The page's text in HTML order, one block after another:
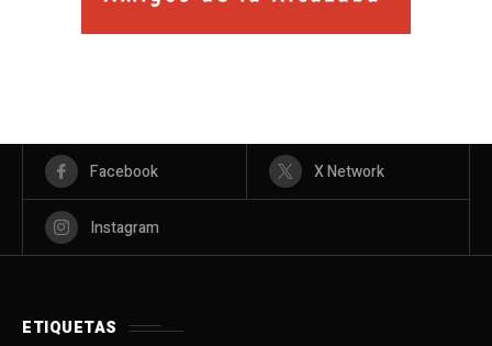
Facebook X Network
Instagram
ETIQUETAS